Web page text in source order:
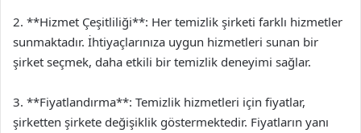
2. **Hizmet Çeşitliliği**: Her temizlik şirketi farklı hizmetler
sunmaktadır. İhtiyaçlarınıza uygun hizmetleri sunan bir
şirket seçmek, daha etkili bir temizlik deneyimi sağlar.
3. **Fiyatlandırma**: Temizlik hizmetleri için fiyatlar,
şirketten şirkete değişiklik göstermektedir. Fiyatların yanı